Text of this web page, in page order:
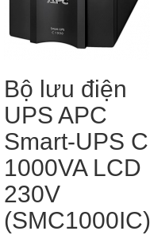
Bộ lưu điện
UPS APC
Smart-UPS C
1000VA LCD
230V
(SMC1000IC)